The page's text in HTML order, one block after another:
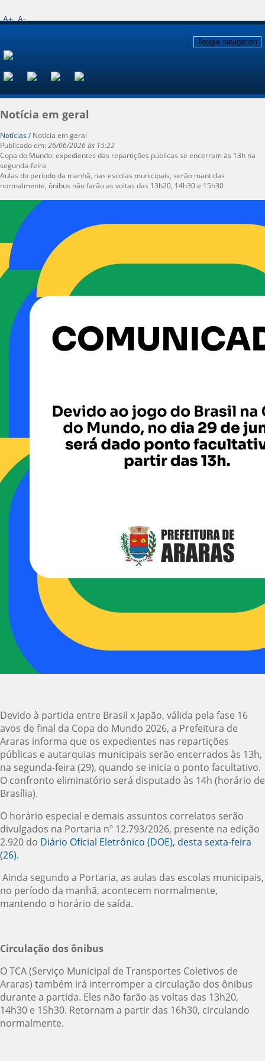
A+ A-
Toggle navigation
Notícia em geral
Notícias /Notícia em geral
Publicado em:26/06/2026 às 15:22
Copa do Mundo: expedientes das repartições públicas se encerram às 13h na
segunda-feira
Aulas do período da manhã, nas escolas municipais, serão mantidas
normalmente, ônibus não farão as voltas das 13h20, 14h30 e 15h30
Devido à partida entre Brasil x Japão, válida pela fase 16
avos de final da Copa do Mundo 2026, a Prefeitura de
Araras informa que os expedientes nas repartições
públicas e autarquias municipais serão encerrados às 13h,
na segunda-feira (29), quando se inicia o ponto facultativo.
O confronto eliminatório será disputado às 14h (horário de
Brasília).
O horário especial e demais assuntos correlatos serão
divulgados na Portaria nº 12.793/2026, presente na edição
2.920 do Diário Oficial Eletrônico (DOE), desta sexta-feira
(26).
Ainda segundo a Portaria, as aulas das escolas municipais,
no período da manhã, acontecem normalmente,
mantendo o horário de saída.
Circulação dos ônibus
O TCA (Serviço Municipal de Transportes Coletivos de
Araras) também irá interromper a circulação dos ônibus
durante a partida. Eles não farão as voltas das 13h20,
14h30 e 15h30. Retornam a partir das 16h30, circulando
normalmente.